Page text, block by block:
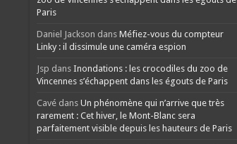
Paris
Daniel Jackson dans Méfiez-vous du compteur
Linky : il dissimule une caméra espion
Jsp dans Inondations : les crocodiles du zoo de
Vincennes s’échappent dans les égouts de Paris
Cavédans Un phénomène qui n’arrive que très
rarement : Cet hiver, le Mont-Blanc sera
parfaitement visible depuis les hauteurs de Paris